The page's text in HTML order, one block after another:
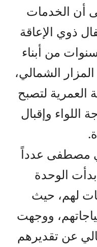
أن الخدمات
ذوي الإعاقة
عمر الولادة وحتى 6 سنوات من أبناء
الشمالي،
العمرية لتصبح
اللواء وإقبال
مصطفى عدداً
الوحدة
لهم، حيث
ووجهت
عن تقديرهم